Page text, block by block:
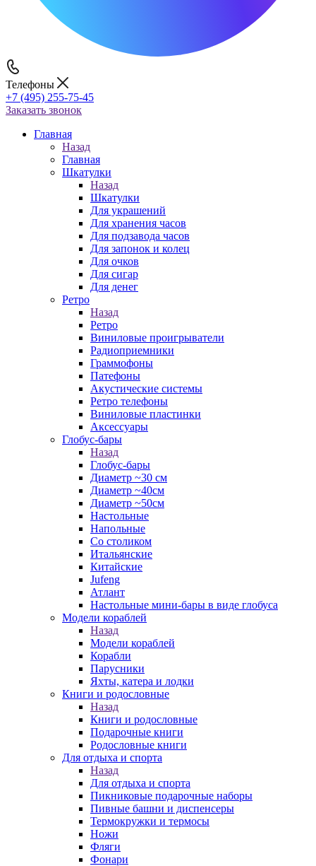
Телефоны
+7 (495) 255-75-45
Заказать звонок
Главная
Назад
Главная
Шкатулки
Назад
Шкатулки
Для украшений
Для хранения часов
Для подзавода часов
Для запонок и колец
Для очков
Для сигар
Для денег
Ретро
Назад
Ретро
Виниловые проигрыватели
Радиоприемники
Граммофоны
Патефоны
Акустические системы
Ретро телефоны
Виниловые пластинки
Аксессуары
Глобус-бары
Назад
Глобус-бары
Диаметр ~30 см
Диаметр ~40см
Диаметр ~50см
Настольные
Напольные
Со столиком
Итальянские
Китайские
Jufeng
Атлант
Настольные мини-бары в виде глобуса
Модели кораблей
Назад
Модели кораблей
Корабли
Парусники
Яхты, катера и лодки
Книги и родословные
Назад
Книги и родословные
Подарочные книги
Родословные книги
Для отдыха и спорта
Назад
Для отдыха и спорта
Пикниковые подарочные наборы
Пивные башни и диспенсеры
Термокружки и термосы
Ножи
Фляги
Фонари